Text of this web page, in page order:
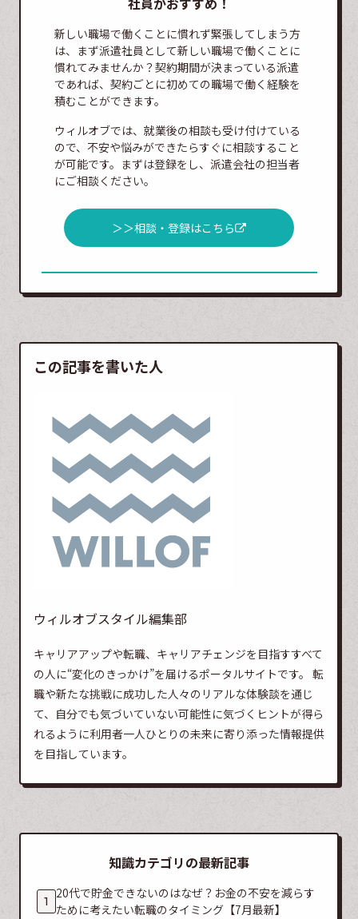
新しい職場で働くことに慣れず緊張してしまう方
は、まず派遣社員として新しい職場で働くことに
慣れてみませんか？契約期間が決まっている派遣
であれば、契約ごとに初めての職場で働く経験を
積むことができます。
ウィルオブでは、就業後の相談も受け付けている
ので、不安や悩みができたらすぐに相談すること
が可能です。まずは登録をし、派遣会社の担当者
にご相談ください。
＞＞相談・登録はこちら
この記事を書いた人
ウィルオブスタイル編集部
キャリアアップや転職、キャリアチェンジを目指すすべて
の人に“変化のきっかけ”を届けるポータルサイトです。 転
職や新たな挑戦に成功した人々のリアルな体験談を通じ
て、自分でも気づいていない可能性に気づくヒントが得ら
れるように利用者一人ひとりの未来に寄り添った情報提供
を目指しています。
知識カテゴリの最新記事
20代で貯金できないのはなぜ？お金の不安を減らす
ために考えたい転職のタイミング【7月最新】